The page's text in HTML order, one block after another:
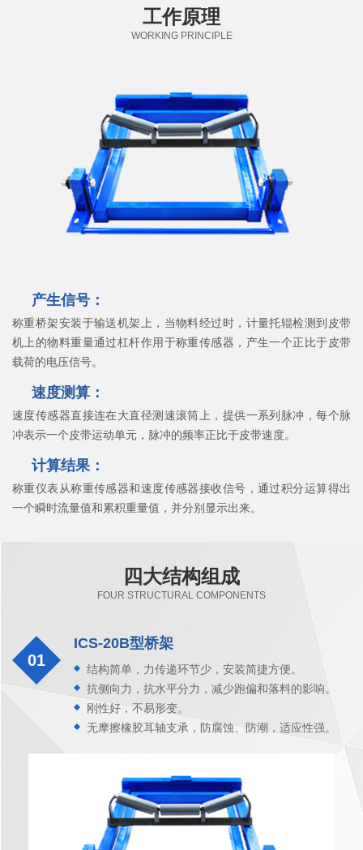
工作原理
WORKING PRINCIPLE
产生信号：
称重桥架安装于输送机架上，当物料经过时，计量托辊检测到皮带
机上的物料重量通过杠杆作用于称重传感器，产生一个正比于皮带
载荷的电压信号。
速度测算：
速度传感器直接连在大直径测速滚筒上，提供一系列脉冲，每个脉
冲表示一个皮带运动单元，脉冲的频率正比于皮带速度。
计算结果：
称重仪表从称重传感器和速度传感器接收信号，通过积分运算得出
一个瞬时流量值和累积重量值，并分别显示出来。
四大结构组成
FOUR STRUCTURAL COMPONENTS
01
ICS-20B型桥架
结构简单，力传递环节少，安装简捷方便。
抗侧向力，抗水平分力，减少跑偏和落料的影响。
刚性好，不易形变。
无摩擦橡胶耳轴支承，防腐蚀、防潮，适应性强。